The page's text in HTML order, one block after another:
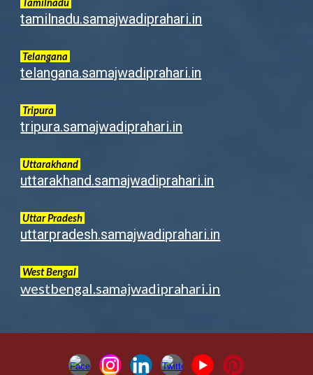
Tamilnadu
tamilnadu.samajwadiprahari.in
Telangana
telangana.samajwadiprahari.in
Tripura
tripura.samajwadiprahari.in
Uttarakhand
uttarakhand.samajwadiprahari.in
Uttar Pradesh
uttarpradesh.samajwadiprahari.in
West Bengal
westbengal.samajwadiprahari.in